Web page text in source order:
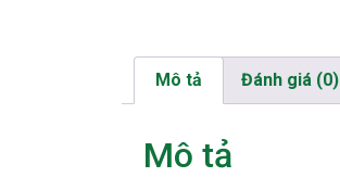
Mô tả Đánh giá (0)
Mô tả